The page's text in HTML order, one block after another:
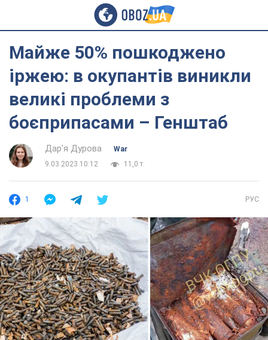
Майже 50% пошкоджено
іржею: в окупантів виникли
великі проблеми з
боєприпасами – Генштаб
Дар'я Дурова
War
9.03.2023 10:12
11,0 т.
1 РУС